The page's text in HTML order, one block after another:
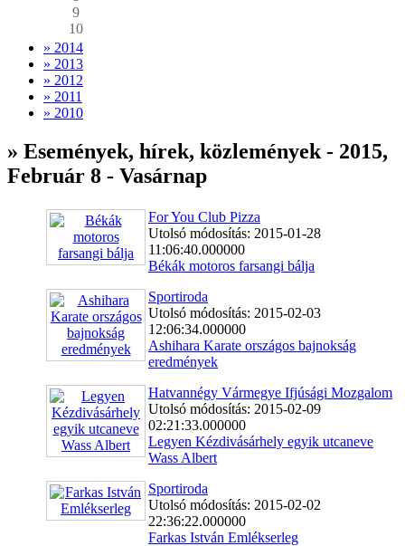
9
10
» 2014
» 2013
» 2012
» 2011
» 2010
» Események, hírek, közlemények - 2015,
Február 8 - Vasárnap
For You Club Pizza
Utolsó módosítás: 2015-01-28
11:06:40.000000
Békák motoros farsangi bálja
Sportiroda
Utolsó módosítás: 2015-02-03
12:06:34.000000
Ashihara Karate országos bajnokság
eredmények
Hatvannégy Vármegye Ifjúsági Mozgalom
Utolsó módosítás: 2015-02-09
02:21:33.000000
Legyen Kézdivásárhely egyik utcaneve
Wass Albert
Sportiroda
Utolsó módosítás: 2015-02-02
22:36:22.000000
Farkas István Emlékserleg